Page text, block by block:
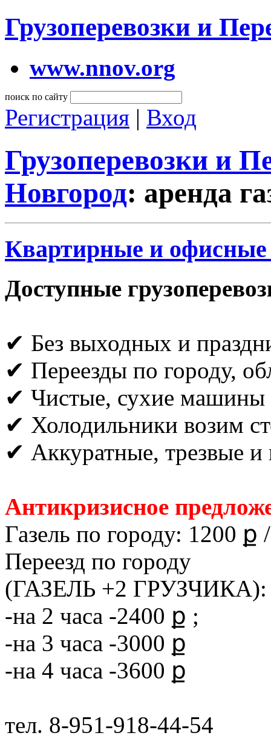
Грузоперевозки и
www.nnov.org
поиск по сайту
Регистрация | Вход
Грузоперевозки и
Новгород: аренда
Квартирные и офисные
Доступные
✔ Без выходных и
✔ Переезды по городу,
✔ Чистые, сухие машины
✔ Холодильники возим
✔ Аккуратные, трезвые и
Антикризисное
Газель по городу: 1200 ք
Переезд по городу
(ГАЗЕЛЬ +2 ГРУЗЧИКА):
-на 2 часа -2400 ք ;
-на 3 часа -3000 ք
-на 4 часа -3600 ք
тел. 8-951-918-44-54